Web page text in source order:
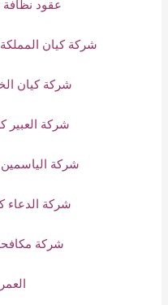
عقود نظافة
شركة كيان
شركة كيان
شركة العبير
شركة الياسمين
شركة الدعاء
شركة